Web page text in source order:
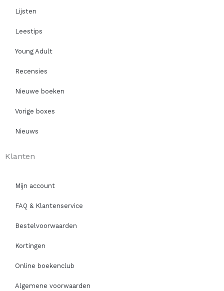
Lijsten
Leestips
Young Adult
Recensies
Nieuwe boeken
Vorige boxes
Nieuws
Klanten
Mijn account
FAQ & Klantenservice
Bestelvoorwaarden
Kortingen
Online boekenclub
Algemene voorwaarden